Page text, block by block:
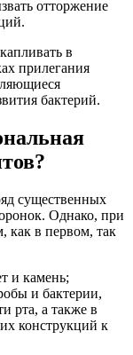
отторжение
в
прилегания
бактерий.
существенных
Однако, при
как в первом, так
и камень;
и бактерии,
рта, а также в
конструкций к